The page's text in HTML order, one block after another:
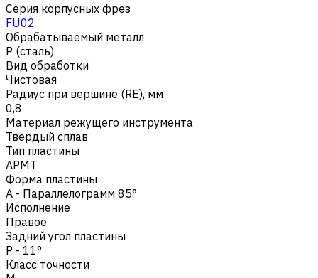
Серия корпусных фрез
FU02
Обрабатываемый металл
Р (сталь)
Вид обработки
Чистовая
Радиус при вершине (RE), мм
0,8
Материал режущего инструмента
Твердый сплав
Тип пластины
APMT
Форма пластины
A - Параллелограмм 85°
Исполнение
Правое
Задний угол пластины
P - 11°
Класс точности